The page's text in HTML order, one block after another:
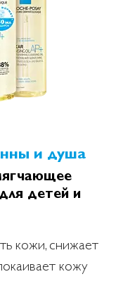
и душа
детей и
кожи, снижает
кожу